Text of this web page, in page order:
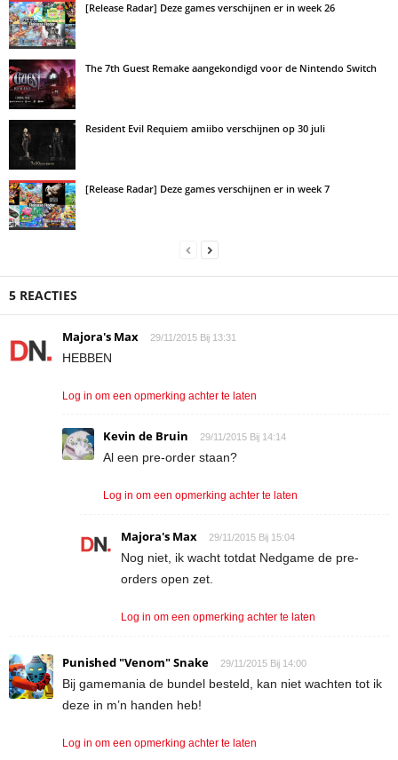
[Release Radar] Deze games verschijnen er in week 26
The 7th Guest Remake aangekondigd voor de Nintendo Switch
Resident Evil Requiem amiibo verschijnen op 30 juli
[Release Radar] Deze games verschijnen er in week 7
5 REACTIES
Majora's Max 29/11/2015 Bij 13:31
HEBBEN
Log in om een opmerking achter te laten
Kevin de Bruin 29/11/2015 Bij 14:14
Al een pre-order staan?
Log in om een opmerking achter te laten
Majora's Max 29/11/2015 Bij 15:04
Nog niet, ik wacht totdat Nedgame de pre-
orders open zet.
Log in om een opmerking achter te laten
Punished "Venom" Snake 29/11/2015 Bij 14:00
Bij gamemania de bundel besteld, kan niet wachten tot ik
deze in m’n handen heb!
Log in om een opmerking achter te laten